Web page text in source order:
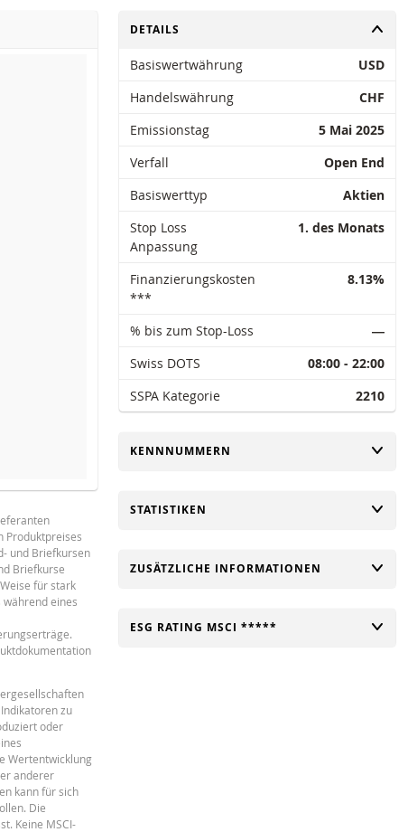
Produkts erreicht wurde.
Français
Produktpreises
und Briefkursen
Briefkurse
für stark
eines
zu
oder
Wertentwicklung
anderer
kann für sich
Die
Keine MSCI-
UMSCHALTEN
DETAILS
Basiswertwährung
USD
Handelswährung
CHF
Emissionstag
5 Mai 2025
Verfall
Open End
Basiswerttyp
Aktien
Stop Loss
Anpassung
1. des Monats
Finanzierungskosten
***
8.13%
% bis zum Stop-Loss
―
Swiss DOTS
08:00 - 22:00
SSPA Kategorie
2210
UMSCHALTEN
KENNNUMMERN
UMSCHALTEN
STATISTIKEN
UMSCHALTEN
ZUSÄTZLICHE INFORMATIONEN
UMSCHALTEN
ESG RATING MSCI *****